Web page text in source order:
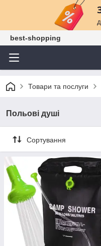
best-shopping
Товари та послуги
Польові душі
Сортування